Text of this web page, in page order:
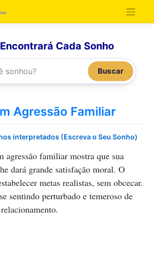
Cada Sonho
Buscar
Agressão Familiar
interpretados (Escreva o Seu Sonho)
agressão familiar mostra que sua
dará grande satisfação moral. O
metas realistas, sem obcecar.
sentindo perturbado e temeroso de